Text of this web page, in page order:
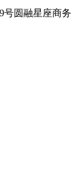
号圆融星座商务